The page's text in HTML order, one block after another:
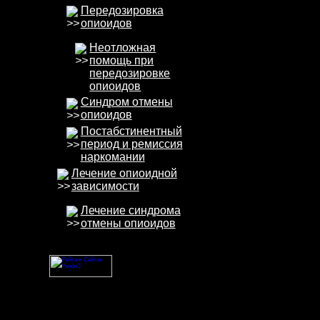
Передозировка
опиоидов
Неотложная
помощь при
передозировке
опиоидов
Синдром отмены
опиоидов
Постабстинентный
период и ремиссия
наркомании
Лечение опиоидной
зависимости
Лечение синдрома
отмены опиоидов